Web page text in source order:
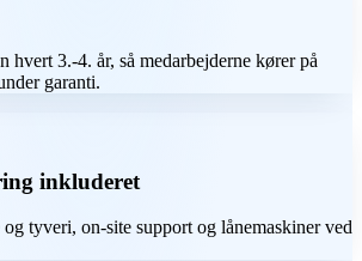
hvert 3.-4. år, så medarbejderne kører på
garanti.
inkluderet
tyveri, on-site support og lånemaskiner ved